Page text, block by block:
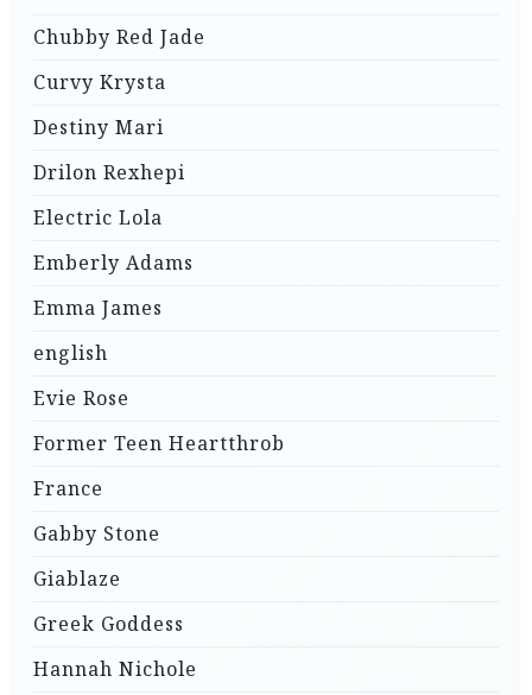
Chubby Red Jade
Curvy Krysta
Destiny Mari
Drilon Rexhepi
Electric Lola
Emberly Adams
Emma James
english
Evie Rose
Former Teen Heartthrob
France
Gabby Stone
Giablaze
Greek Goddess
Hannah Nichole